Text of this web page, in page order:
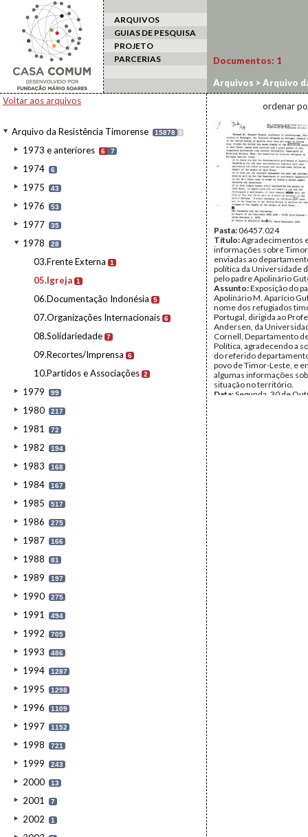
ARQUIVOS
GUIAS DE PESQUISA
PROJETO
PARCERIAS
Voltar aos arquivos
Arquivo da Resistência Timorense 15878 I
1973 e anteriores 6 7
1974 6
1975 43
1976 53
1977 35
1978 28
03.Frente Externa 1
05.Igreja 1
06.Documentação Indonésia 5
07.Organizações Internacionais 6
08.Solidariedade 7
09.Recortes/Imprensa 6
10.Partidos e Associações 2
1979 99
1980 217
1981 72
1982 194
1983 168
1984 167
1985 517
1986 275
1987 166
1988 81
1989 197
1990 275
1991 494
1992 705
1993 486
1994 1287
1995 1298
1996 1109
1997 1152
1998 721
1999 243
2000 13
2001 7
2002 1
Documentos: 1
Arquivos >Arquivo
ordenar
Pasta:06457.024
Título:Agradecimentos
informações sobre
enviadas ao
política da Universidade
pelo padre Apolinário
Assunto:Exposição do
Apolinário M. Aparício
nome dos refugiados
Portugal, dirigida ao
Andersen, da
Cornell, Departamento
Política, agradecendo a
do referido
povo de Timor-Leste, e
algumas informações
situação no território.
Data: Segunda, 30 de